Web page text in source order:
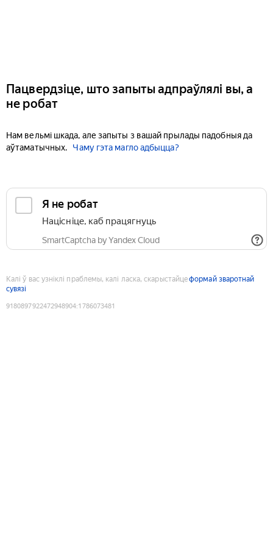
Пацвердзіце, што запыты адпраўлялі вы, а
не робат
Нам вельмі шкада, але запыты з вашай прылады падобныя да
аўтаматычных.
Чаму гэта магло адбыцца?
Я не робат
Націсніце, каб працягнуць
SmartCaptcha by Yandex Cloud
Калі ў вас узніклі праблемы, калі ласка, скарыстайцеформай зваротнай
сувязі
9180897922472948904:1786073481